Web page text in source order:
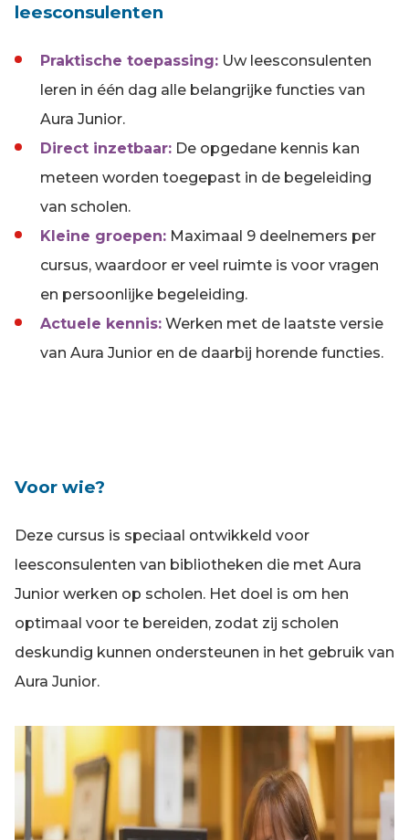
leesconsulenten
Praktische toepassing: Uw leesconsulenten
leren in één dag alle belangrijke functies van
Aura Junior.
Direct inzetbaar: De opgedane kennis kan
meteen worden toegepast in de begeleiding
van scholen.
Kleine groepen: Maximaal 9 deelnemers per
cursus, waardoor er veel ruimte is voor vragen
en persoonlijke begeleiding.
Actuele kennis: Werken met de laatste versie
van Aura Junior en de daarbij horende functies.
Voor wie?
Deze cursus is speciaal ontwikkeld voor
leesconsulenten van bibliotheken die met Aura
Junior werken op scholen. Het doel is om hen
optimaal voor te bereiden, zodat zij scholen
deskundig kunnen ondersteunen in het gebruik van
Aura Junior.